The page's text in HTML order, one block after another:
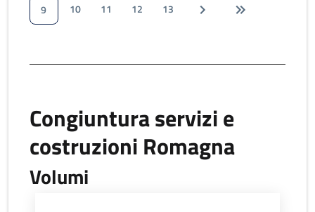
9
10 11 12 13
Congiuntura servizi e
costruzioni Romagna
Volumi